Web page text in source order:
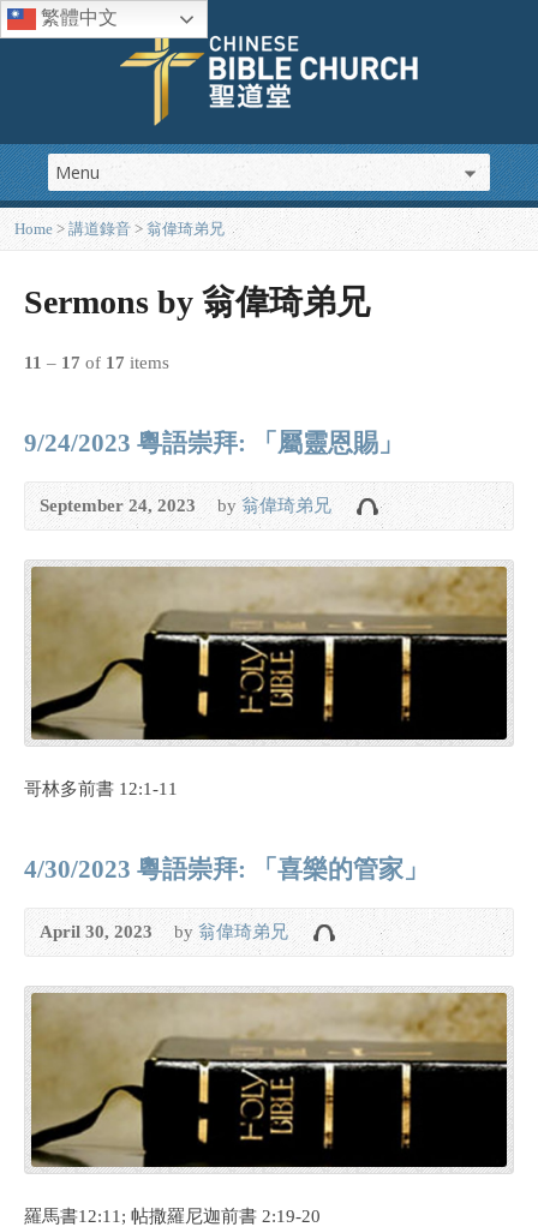
繁體中文
Home >講道錄音 > 翁偉琦弟兄
Sermons by 翁偉琦弟兄
11 – 17 of 17 items
9/24/2023 粵語崇拜: 「屬靈恩賜」
September 24, 2023 by翁偉琦弟兄
哥林多前書 12:1-11
4/30/2023 粵語崇拜: 「喜樂的管家」
April 30, 2023 by 翁偉琦弟兄
羅馬書12:11; 帖撒羅尼迦前書 2:19-20